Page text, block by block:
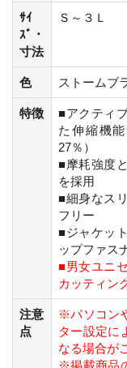
ｻｲ
ｽﾞ・
寸法
Ｓ～３Ｌ
色 ストームブ
特徴
■アクティ
た伸縮機
27％）
■摩耗強度
を採用
■細身なス
フリー
■ジャケッ
ップファス
■男女ユニ
カッティン
注意
点
※パソコン
ター設定に
なる場合が
※掲載商品